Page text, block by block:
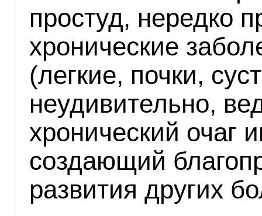
простуд, нередко
хронические
(легкие, почки,
неудивительно,
хронический очаг
создающий
развития других